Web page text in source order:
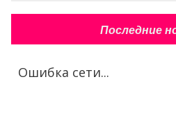
Последние
Ошибка сети...